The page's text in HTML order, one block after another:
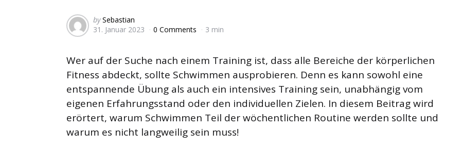
Posted
by
by Sebastian
31. Januar 2023
0 Comments 3 min
Wer auf der Suche nach einem Training ist, dass alle Bereiche der körperlichen
Fitness abdeckt, sollte Schwimmen ausprobieren. Denn es kann sowohl eine
entspannende Übung als auch ein intensives Training sein, unabhängig vom
eigenen Erfahrungsstand oder den individuellen Zielen. In diesem Beitrag wird
erörtert, warum Schwimmen Teil der wöchentlichen Routine werden sollte und
warum es nicht langweilig sein muss!